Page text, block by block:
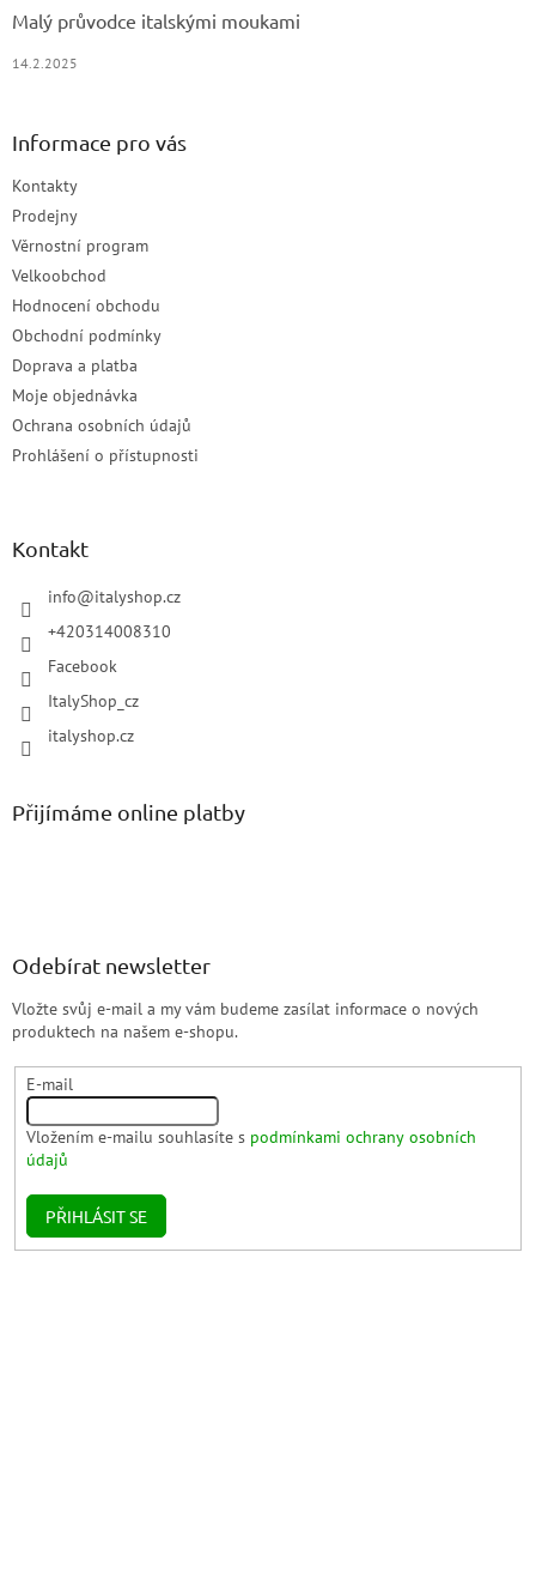
Malý průvodce italskými moukami
14.2.2025
Informace pro vás
Kontakty
Prodejny
Věrnostní program
Velkoobchod
Hodnocení obchodu
Obchodní podmínky
Doprava a platba
Moje objednávka
Ochrana osobních údajů
Prohlášení o přístupnosti
Kontakt
info@italyshop.cz
+420314008310
Facebook
ItalyShop_cz
italyshop.cz
Přijímáme online platby
Odebírat newsletter
Vložte svůj e-mail a my vám budeme zasílat informace o nových
produktech na našem e-shopu.
E-mail
Vložením e-mailu souhlasíte s podmínkami ochrany osobních
údajů
PŘIHLÁSIT SE